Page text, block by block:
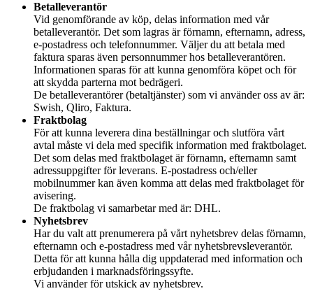
Betalleverantör
Vid genomförande av köp, delas information med vår
betalleverantör. Det som lagras är förnamn, efternamn, adress,
e-postadress och telefonnummer. Väljer du att betala med
faktura sparas även personnummer hos betalleverantören.
Informationen sparas för att kunna genomföra köpet och för
att skydda parterna mot bedrägeri.
De betalleverantörer (betaltjänster) som vi använder oss av är:
Swish, Qliro, Faktura.
Fraktbolag
För att kunna leverera dina beställningar och slutföra vårt
avtal måste vi dela med specifik information med fraktbolaget.
Det som delas med fraktbolaget är förnamn, efternamn samt
adressuppgifter för leverans. E-postadress och/eller
mobilnummer kan även komma att delas med fraktbolaget för
avisering.
De fraktbolag vi samarbetar med är: DHL.
Nyhetsbrev
Har du valt att prenumerera på vårt nyhetsbrev delas förnamn,
efternamn och e-postadress med vår nyhetsbrevsleverantör.
Detta för att kunna hålla dig uppdaterad med information och
erbjudanden i marknadsföringssyfte.
Vi använder för utskick av nyhetsbrev.